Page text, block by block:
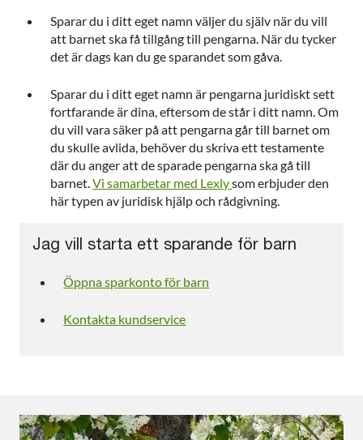
Sparar du i ditt eget namn väljer du själv när du vill
att barnet ska få tillgång till pengarna. När du tycker
det är dags kan du ge sparandet som gåva.
Sparar du i ditt eget namn är pengarna juridiskt sett
fortfarande är dina, eftersom de står i ditt namn. Om
du vill vara säker på att pengarna går till barnet om
du skulle avlida, behöver du skriva ett testamente
där du anger att de sparade pengarna ska gå till
barnet.Vi samarbetar med Lexlysom erbjuder den
här typen av juridisk hjälp och rådgivning.
Jag vill starta ett sparande för barn
Öppna sparkonto för barn
Kontakta kundservice